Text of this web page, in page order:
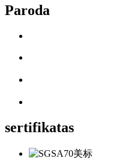
Paroda
sertifikatas